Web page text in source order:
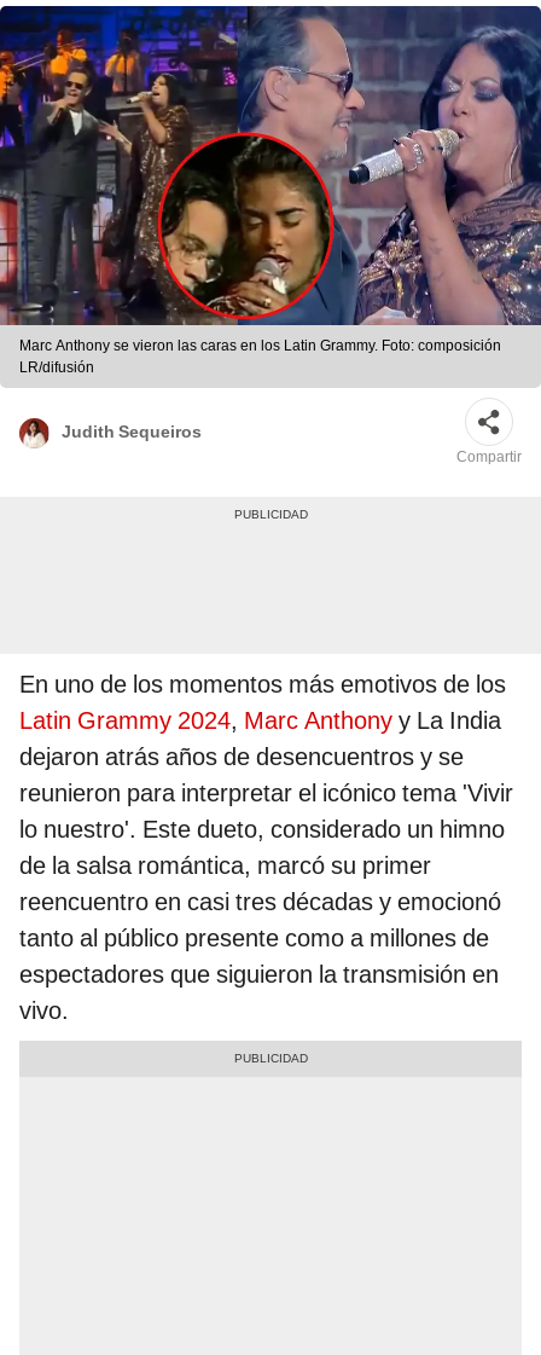
Marc Anthony se vieron las caras en los Latin Grammy. Foto: composición
LR/difusión
Judith Sequeiros
Compartir
En uno de los momentos más emotivos de los
Latin Grammy 2024, Marc Anthony y La India
dejaron atrás años de desencuentros y se
reunieron para interpretar el icónico tema 'Vivir
lo nuestro'. Este dueto, considerado un himno
de la salsa romántica, marcó su primer
reencuentro en casi tres décadas y emocionó
tanto al público presente como a millones de
espectadores que siguieron la transmisión en
vivo.